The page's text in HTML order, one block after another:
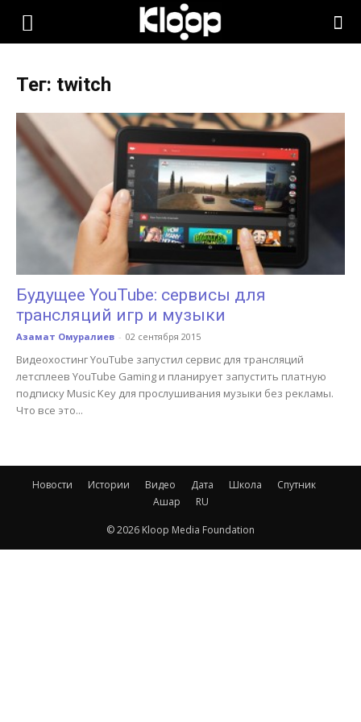
KLOOP.KG
Новости
Кыргызстана
Тег: twitch
Будущее YouTube: сервисы для
трансляций игр и музыки
Азамат Омуралиев - 02 сентября 2015
Видеохостинг YouTube запустил сервис для трансляций
летсплеев YouTube Gaming и планирует запустить платную
подписку Music Key для прослушивания музыки без рекламы.
Что все это...
Новости Истории Видео Дата Школа
Спутник
Ашар
RU
© 2026 Kloop Media Foundation